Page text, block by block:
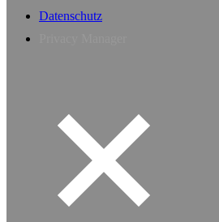
Datenschutz